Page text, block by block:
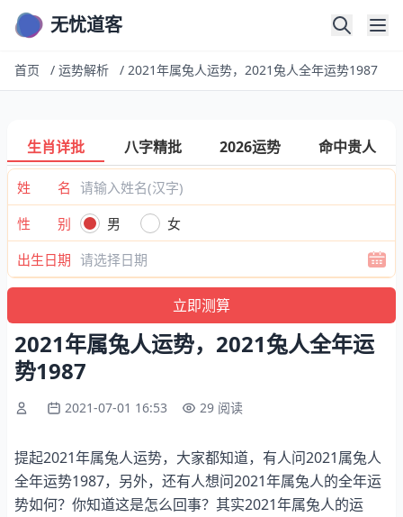
无忧道客
首页 / 运势解析 / 2021年属兔人运势，2021兔人全年运势1987
生肖详批 八字精批 2026运势 命中贵人
姓 名
性 别
男
女
出生日期
2021年属兔人运势，2021兔人全年运
势1987
2021-07-01 16:53 29 阅读
提起2021年属兔人运势，大家都知道，有人问2021属兔人
全年运势1987，另外，还有人想问2021年属兔人的全年运
势如何？你知道这是怎么回事？其实2021年属兔人的运